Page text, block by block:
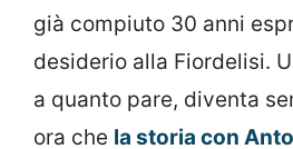
già compiuto 30 anni
desiderio alla Fiordelisi.
a quanto pare, diventa
ora che la storia con